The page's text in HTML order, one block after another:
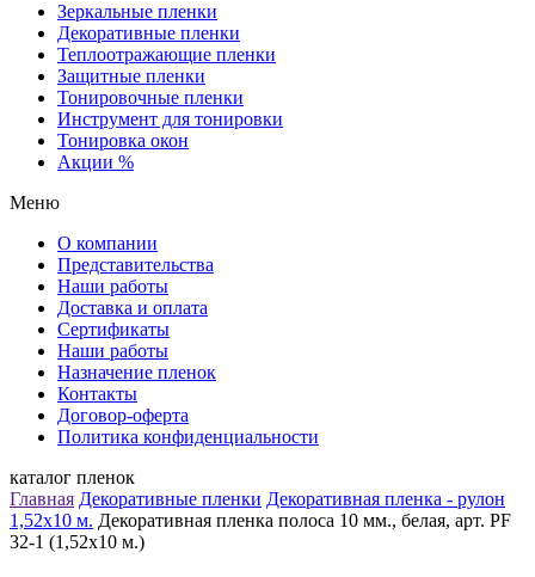
Зеркальные пленки
Декоративные пленки
Теплоотражающие пленки
Защитные пленки
Тонировочные пленки
Инструмент для тонировки
Тонировка окон
Акции %
Меню
О компании
Представительства
Наши работы
Доставка и оплата
Сертификаты
Наши работы
Назначение пленок
Контакты
Договор-оферта
Политика конфиденциальности
каталог пленок
Главная Декоративные пленки Декоративная пленка - рулон
1,52х10 м. Декоративная пленка полоса 10 мм., белая, арт. PF
32-1 (1,52х10 м.)